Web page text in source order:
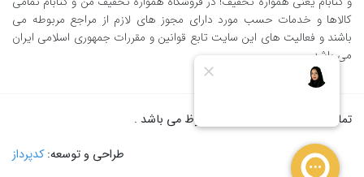
کالاها و خدمات حسب مورد دارای مجوز های لازم از مراجع مربوطه می
باشند و فعالیت های این سایت تابع قوانین و مقررات جمهوری اسلامی ایران
می باشد.
تمام حقوق برای من و کتابام محفوظ می باشد .
طراحی و توسعه:کدپرداز